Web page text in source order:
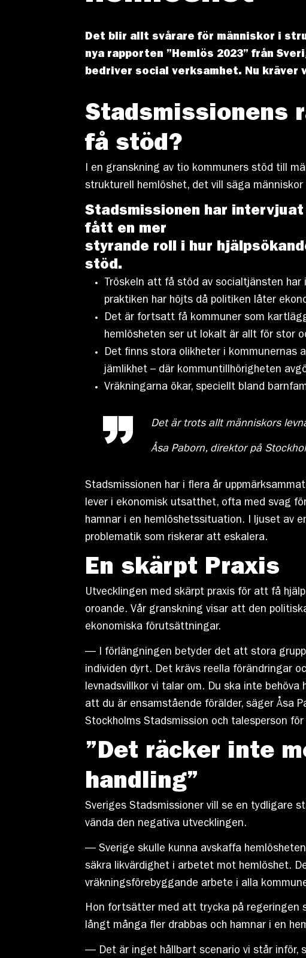
Det blir allt svårare för människor i
nya rapporten ”Hemlös 2023” från
bedriver social verksamhet. Nu
Stadsmissionens
få stöd?
I en granskning av tio kommuners stöd till
strukturell hemlöshet, det vill säga
Stadsmissionen har
fått en mer
styrande roll i hur
stöd.
Tröskeln att få stöd av socialtjänsten
praktiken har höjts då politiken låter
Det är fortsatt få kommuner som
hemlösheten ser ut lokalt är allt för stor
Det finns stora olikheter i kommunernas
jämlikhet – där kommuntillhörigheten
Vräkningarna ökar, speciellt bland
Det är trots allt människors
Åsa Paborn, direktor på
Stadsmissionen har i flera år
lever i ekonomisk utsatthet, ofta med svag
hamnar i en hemlöshetssituation. I ljuset av
problematik som riskerar att eskalera.
En skärpt Praxis
Utvecklingen med skärpt praxis för att få
oroande. Vår granskning visar att den
ekonomiska förutsättningar.
— I förlängningen betyder det att stora
individen dyrt. Det krävs reella förändringar
levnadsvillkor vi talar om. Du ska inte
att du är ensamstående förälder, säger Åsa
Stockholms Stadsmission och talesperson
”Det räcker inte
handling”
Sveriges Stadsmissioner vill se en tydligare
vända den negativa utvecklingen.
— Sverige skulle kunna avskaffa
säkra likvärdighet i arbetet mot hemlöshet.
vräkningsförebyggande arbete i alla
Hon fortsätter med att trycka på regeringen
långt många fler drabbas och hamnar i en
— Det är inget hållbart scenario vi står inför,